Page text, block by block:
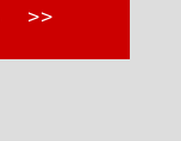
>>